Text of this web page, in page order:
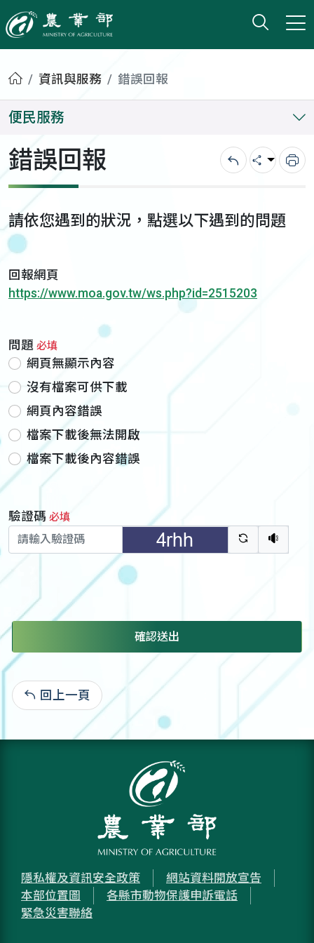
農業部
打開
小版
首頁資訊與服務 錯誤回報
便民服務
錯誤回報 回上一頁
分享 列
請依您遇到的狀況，點選以下遇到的問題
回報網頁
https://www.moa.gov.tw/ws.php?id=2515203
問題 必填
網頁無顯示內容
沒有檔案可供下載
網頁內容錯誤
檔案下載後無法開啟
檔案下載後內容錯誤
驗證碼 必填
驗證碼重新
聽語
確認送出
回上一頁
隱私權及資訊安全政策
網站資料開放宣告
本部位置圖
各縣市動物保護申訴電話
緊急災害聯絡